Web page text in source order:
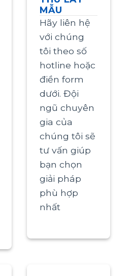
MẪU
Hãy liên hệ
với chúng
tôi theo số
hotline hoặc
điền form
dưới. Đội
ngũ chuyên
gia của
chúng tôi sẽ
tư vấn giúp
bạn chọn
giải pháp
phù hợp
nhất